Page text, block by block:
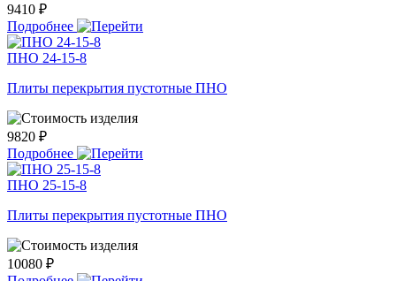
9410 ₽
Подробнее
ПНО 24-15-8
Плиты перекрытия пустотные ПНО
9820 ₽
Подробнее
ПНО 25-15-8
Плиты перекрытия пустотные ПНО
10080 ₽